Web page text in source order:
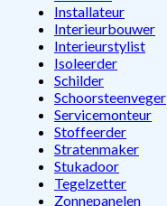
Installateur
Interieurbouwer
Interieurstylist
Isoleerder
Schilder
Schoorsteenveger
Servicemonteur
Stoffeerder
Stratenmaker
Stukadoor
Tegelzetter
Zonnepanelen